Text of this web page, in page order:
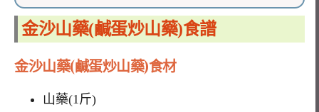
金沙山藥(鹹蛋炒山藥)食譜
金沙山藥(鹹蛋炒山藥)食材
山藥(1斤)